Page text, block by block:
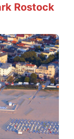
Rostock